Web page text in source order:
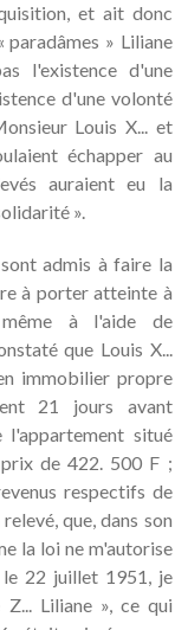
et ait donc
» Liliane
l'existence d'une
d'une volonté
Louis X... et
échapper au
auraient eu la
».
admis à faire la
à porter atteinte à
à l'aide de
que Louis X...
immobilier propre
21 jours avant
situé
de 422. 500 F ;
respectifs de
que, dans son
la loi ne m'autorise
22 juillet 1951, je
Liliane », ce qui